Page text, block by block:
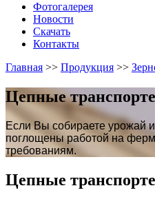
Фотогалерея
Новости
Скачать
Контакты
Главная >> Продукция >>
Цепные
Если Вы собираете урожай
поглощены работой на
требованиям.
Цепные